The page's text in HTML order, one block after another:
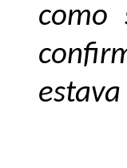
como